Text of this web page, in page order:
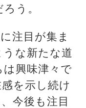
う。
注目が集ま
な新たな道
興味津々で
を示し続け
今後も注目